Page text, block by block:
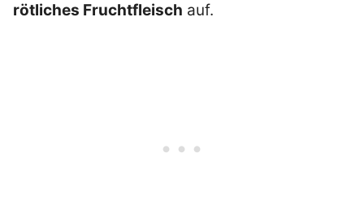
rötliches Fruchtfleisch auf.